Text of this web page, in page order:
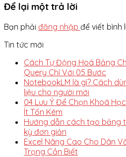
Để lại một trả lời
Bạn phải đăng nhập để viết bình
Tin tức mới
Cách Tự Động Hoá Bảng
Query Chỉ Với 05 Bước
NotebookLM là gì? Cách
liệu cho người mới
04 Lưu Ý Để Chọn Khoá
Ít Tốn Kém
Hướng dẫn cách tạo bảng
kỳ đơn giản
Excel Nâng Cao Cho Dân
Trọng Cần Biết